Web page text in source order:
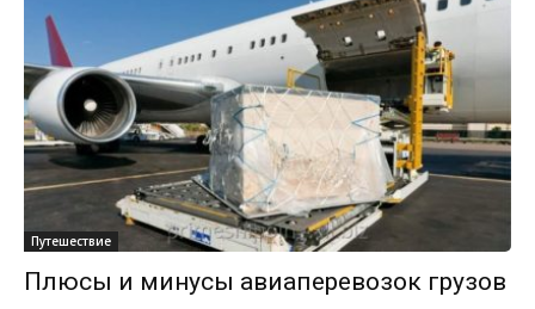
Путешествие
Плюсы и минусы авиаперевозок грузов